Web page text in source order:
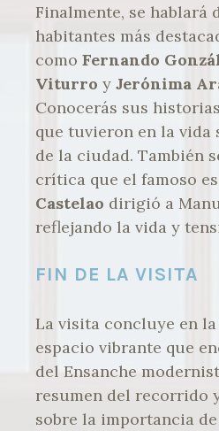
Finalmente, se hablará
habitantes más
como Fernando
Viturro y Jerónima
Conocerás sus
que tuvieron en la
de la ciudad. También
crítica que el famoso
Castelao dirigió a
reflejando la vida y
FIN DE LA VISITA
La visita concluye en la
espacio vibrante que
del Ensanche
resumen del recorrido
sobre la importancia